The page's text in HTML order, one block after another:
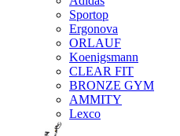
Sportop
Ergonova
ORLAUF
Koenigsmann
CLEAR FIT
BRONZE GYM
AMMITY
Lexco